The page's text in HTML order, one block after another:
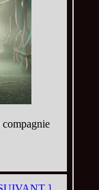
compagnie